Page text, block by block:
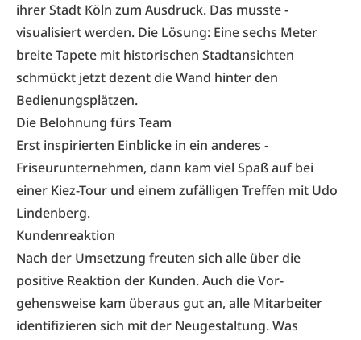
ihrer Stadt Köln zum Ausdruck. Das musste ­
visualisiert werden. Die Lösung: Eine sechs Meter
breite Tapete mit historischen Stadt­ansichten
schmückt jetzt dezent die Wand hinter den
Bedienungsplätzen.
Die Belohnung fürs Team
Erst inspirierten Einblicke in ein anderes ­
Friseurunternehmen, dann kam viel Spaß auf bei
einer Kiez-Tour und einem zufälligen Treffen mit Udo
Lindenberg.
Kundenreaktion
Nach der Umsetzung freuten sich alle über die
positive Reaktion der Kunden. Auch die Vor­
gehensweise kam überaus gut an, alle Mitarbeiter
identifizieren sich mit der Neugestaltung. Was